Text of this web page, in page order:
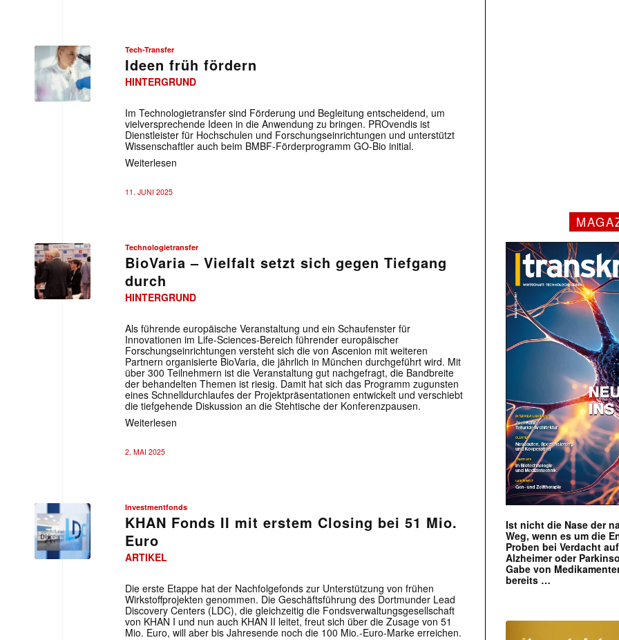
Tech-Transfer
Ideen früh fördern
HINTERGRUND
Im Technologietransfer sind Förderung und Begleitung entscheidend, um
vielversprechende Ideen in die Anwendung zu bringen. PROvendis ist
Dienstleister für Hochschulen und Forschungseinrichtungen und unterstützt
Wissenschaftler auch beim BMBF-Förderprogramm GO-Bio initial.
Weiterlesen
11. JUNI 2025
Technologietransfer
BioVaria – Vielfalt setzt sich gegen Tiefgang
durch
HINTERGRUND
Als führende europäische Veranstaltung und ein Schaufenster für
Innovationen im Life-Sciences-Bereich führender europäischer
Forschungseinrichtungen versteht sich die von Ascenion mit weiteren
Partnern organisierte BioVaria, die jährlich in München durchgeführt wird. Mit
über 300 Teilnehmern ist die Veranstaltung gut nachgefragt, die Bandbreite
der behandelten Themen ist riesig. Damit hat sich das Programm zugunsten
eines Schnelldurchlaufes der Projektpräsentationen entwickelt und verschiebt
die tiefgehende Diskussion an die Stehtische der Konferenzpausen.
Weiterlesen
2. MAI 2025
Investmentfonds
KHAN Fonds II mit erstem Closing bei 51 Mio.
Euro
ARTIKEL
Die erste Etappe hat der Nachfolgefonds zur Unterstützung von frühen
Wirkstoffprojekten genommen. Die Geschäftsführung des Dortmunder Lead
Discovery Centers (LDC), die gleichzeitig die Fondsverwaltungsgesellschaft
von KHAN I und nun auch KHAN II leitet, freut sich über die Zusage von 51
Mio. Euro, will aber bis Jahresende noch die 100 Mio.-Euro-Marke erreichen.
Ist nicht die Nase der
Weg, wenn es um die
Proben bei Verdacht
Alzheimer oder
Gabe von
bereits …